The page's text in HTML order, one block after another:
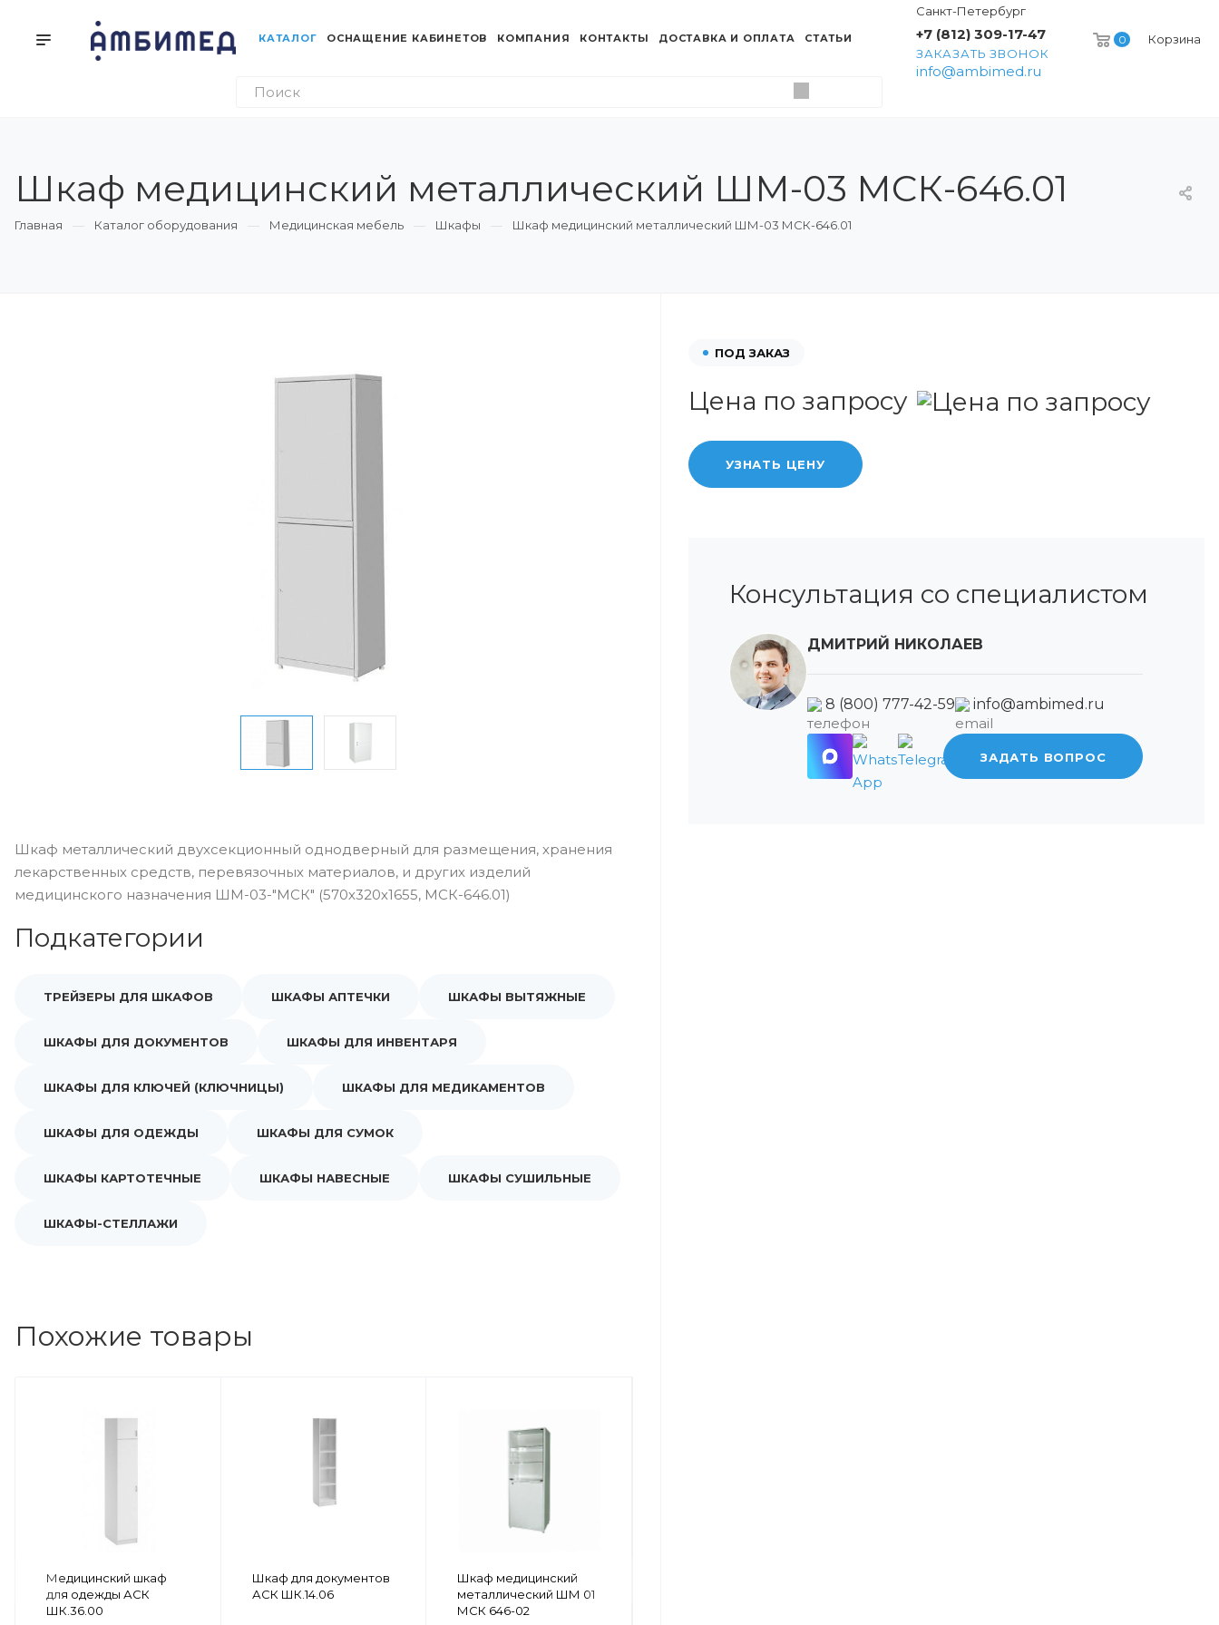
0 Корзина
Санкт-Петербург
+7 (812) 309-17-47
ЗАКАЗАТЬ ЗВОНОК
info@ambimed.ru
КАТАЛОГ ОСНАЩЕНИЕ КАБИНЕТОВ КОМПАНИЯ КОНТАКТЫ ДОСТАВКА И ОПЛАТА СТАТЬИ
Шкаф медицинский металлический ШМ-03 МСК-646.01
Главная Каталог оборудования Медицинская мебель Шкафы Шкаф медицинский металлический ШМ-03 МСК-646.01
ПОД ЗАКАЗ
Цена по запросу
УЗНАТЬ ЦЕНУ
Консультация со специалистом
ДМИТРИЙ НИКОЛАЕВ
8 (800) 777-42-59 info@ambimed.ru
ЗАДАТЬ ВОПРОС
Шкаф металлический двухсекционный однодверный для размещения, хранения
лекарственных средств, перевязочных материалов, и других изделий
медицинского назначения ШМ-03-"МСК" (570х320х1655, МСК-646.01)
Подкатегории
ТРЕЙЗЕРЫ ДЛЯ ШКАФОВ ШКАФЫ АПТЕЧКИ ШКАФЫ ВЫТЯЖНЫЕ
ШКАФЫ ДЛЯ ДОКУМЕНТОВ ШКАФЫ ДЛЯ ИНВЕНТАРЯ
ШКАФЫ ДЛЯ КЛЮЧЕЙ (КЛЮЧНИЦЫ) ШКАФЫ ДЛЯ МЕДИКАМЕНТОВ
ШКАФЫ ДЛЯ ОДЕЖДЫ ШКАФЫ ДЛЯ СУМОК
ШКАФЫ КАРТОТЕЧНЫЕ ШКАФЫ НАВЕСНЫЕ ШКАФЫ СУШИЛЬНЫЕ
ШКАФЫ-СТЕЛЛАЖИ
Похожие товары
Медицинский шкаф
для одежды АСК
ШК.36.00
Шкаф для документов
АСК ШК.14.06
Шкаф медицинский
металлический ШМ 01
МСК 646-02